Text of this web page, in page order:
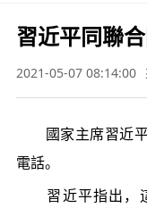
習近平同聯
2021-05-07 08:14:00
國家主席習近平5
電話。
習近平指出，這